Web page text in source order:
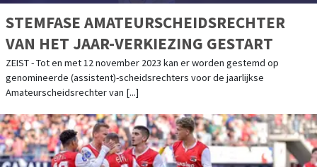
STEMFASE AMATEURSCHEIDSRECHTER
VAN HET JAAR-VERKIEZING GESTART
ZEIST - Tot en met 12 november 2023 kan er worden gestemd op
genomineerde (assistent)-scheidsrechters voor de jaarlijkse
Amateurscheidsrechter van [...]